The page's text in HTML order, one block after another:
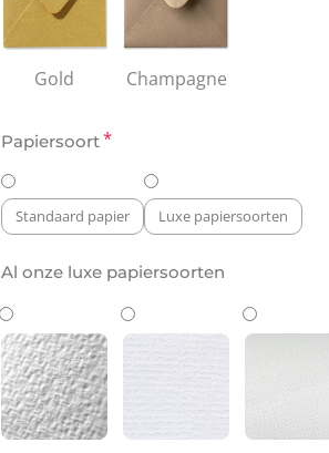
Gold Champagne
Papiersoort*
Standaard papier Luxe papiersoorten
Al onze luxe papiersoorten